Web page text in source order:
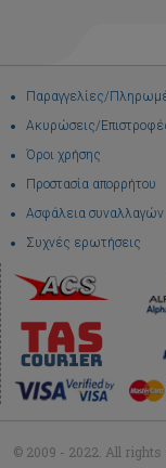
Παραγγελίες/
Ακυρώσεις/
Όροι χρήσης
Προστασία απορρήτου
Ασφάλεια συναλλαγών
Συχνές ερωτήσεις
© 2009 - 2022. All rights